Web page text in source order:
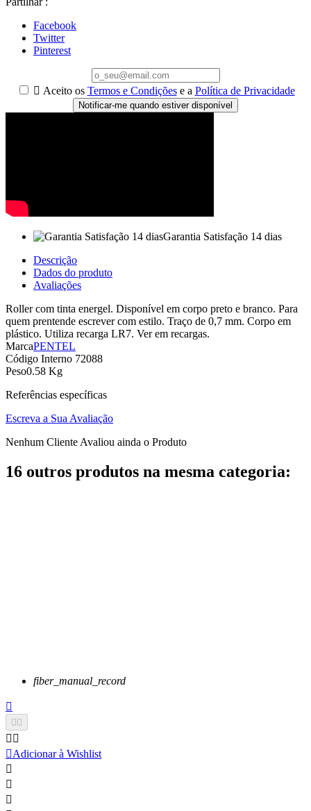
Facebook
Twitter
Pinterest
 Aceito os Termos e Condiçõese a Política de Privacidade
Notificar-me quando estiver disponível
Garantia Satisfação 14 dias
Descrição
Dados do produto
Avaliações
Roller com tinta energel. Disponível em corpo preto e branco. Para
quem prentende escrever com estilo. Traço de 0,7 mm. Corpo em
plástico. Utiliza recarga LR7. Ver em recargas.
MarcaPENTEL
Código Interno 72088
Peso0.58 Kg
Referências específicas
Escreva a Sua Avaliação
Nenhum Cliente Avaliou ainda o Produto
16 outros produtos na mesma categoria:
fiber_manual_record

 
 
Adicionar à Wishlist


